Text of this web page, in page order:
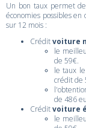
Un bon taux permet
économies possibles
sur 12 mois :
Créditvoiture
le
de 59€.
le taux
crédit de
de 486
Créditvoiture
le